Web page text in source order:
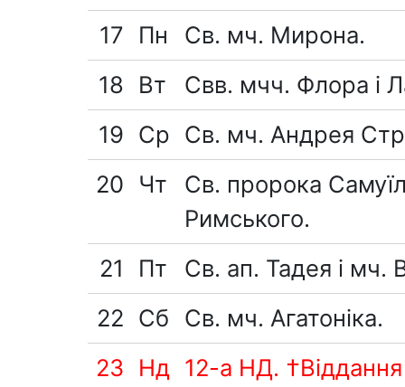
17 Пн
Св. мч. Мирона.
18
Вт
Свв. мчч. Флора і
19 Ср Св. мч. Андрея
20
Чт
Св. пророка
Римського.
21
Пт
Св. ап. Тадея і мч.
22 Сб
Св. мч. Агатоніка.
23
Нд 12-а НД.